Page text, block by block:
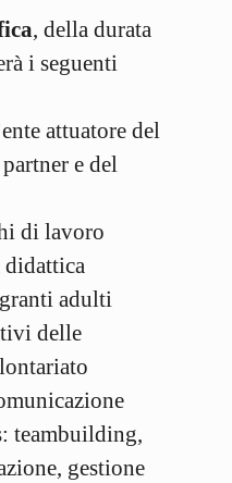
, della durata
i seguenti
attuatore del
e del
di lavoro
adulti
delle
teambuilding,
gestione